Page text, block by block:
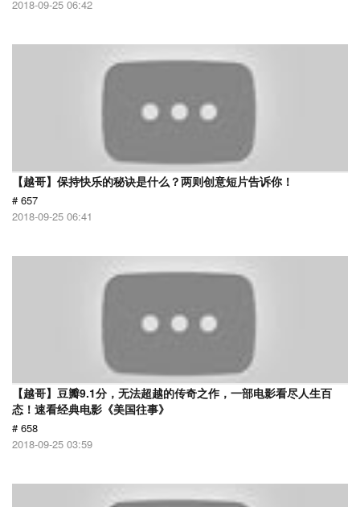
2018-09-25 06:42
【越哥】保持快乐的秘诀是什么？两则创意短片告诉你！
# 657
2018-09-25 06:41
【越哥】豆瓣9.1分，无法超越的传奇之作，一部电影看尽人生百
态！速看经典电影《美国往事》
# 658
2018-09-25 03:59